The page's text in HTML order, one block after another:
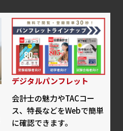
デジタルパンフレット
会計士の魅力やTACコー
ス、特長などをWebで簡単
に確認できます。